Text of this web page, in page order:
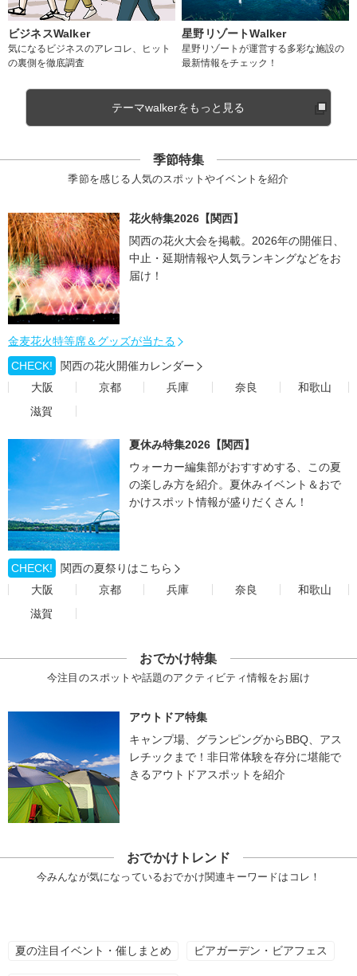
ビジネスWalker
気になるビジネスのアレコレ、ヒット
の裏側を徹底調査
星野リゾートWalker
星野リゾートが運営する多彩な施設の
最新情報をチェック！
テーマwalkerをもっと見る
季節特集
季節を感じる人気のスポットやイベントを紹介
花火特集2026【関西】
関西の花火大会を掲載。2026年の開催日、
中止・延期情報や人気ランキングなどをお
届け！
金麦花火特等席＆グッズが当たる
CHECK!
関西の花火開催カレンダー
大阪
京都 兵庫 奈良
和歌山
滋賀
夏休み特集2026【関西】
ウォーカー編集部がおすすめする、この夏
の楽しみ方を紹介。夏休みイベント＆おで
かけスポット情報が盛りだくさん！
CHECK!
関西の夏祭りはこちら
大阪
京都 兵庫 奈良
和歌山
滋賀
おでかけ特集
今注目のスポットや話題のアクティビティ情報をお届け
アウトドア特集
キャンプ場、グランピングからBBQ、アス
レチックまで！非日常体験を存分に堪能で
きるアウトドアスポットを紹介
おでかけトレンド
今みんなが気になっているおでかけ関連キーワードはコレ！
夏の注目イベント・催しまとめ ビアガーデン・ビアフェス